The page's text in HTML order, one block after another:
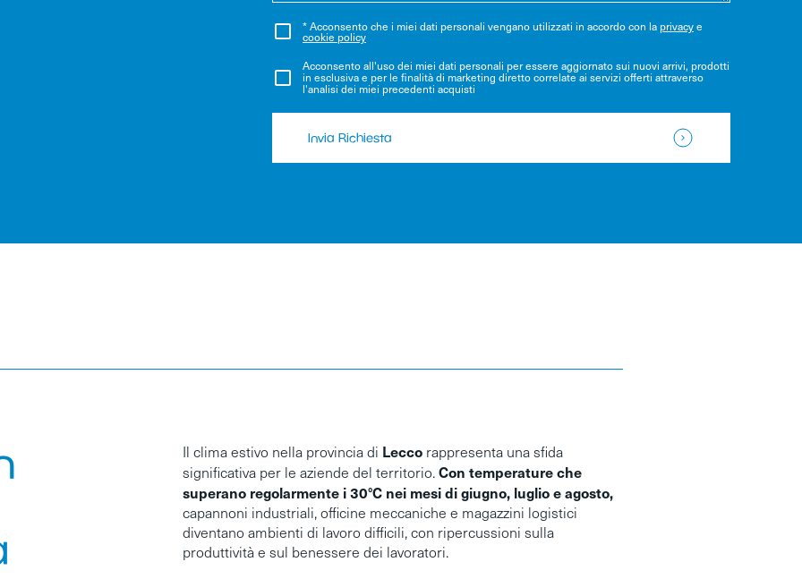
* Acconsento che i miei dati personali vengano utilizzati in accordo con la privacye
cookie policy
Acconsento all'uso dei miei dati personali per essere aggiornato sui nuovi arrivi, prodotti
in esclusiva e per le finalità di marketing diretto correlate ai servizi offerti attraverso
l'analisi dei miei precedenti acquisti
Invia Richiesta
Il clima estivo nella provincia di Lecco rappresenta una sfida
significativa per le aziende del territorio.Con temperature che
superano regolarmente i 30°C nei mesi di giugno, luglio e agosto,
capannoni industriali, officine meccaniche e magazzini logistici
diventano ambienti di lavoro difficili, con ripercussioni sulla
produttività e sul benessere dei lavoratori.